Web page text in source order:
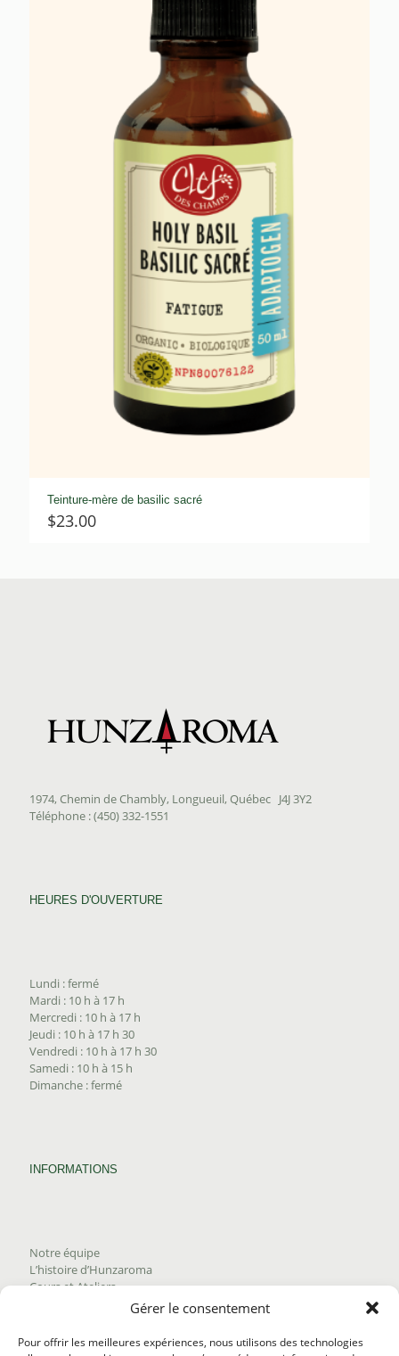
Gérer le consentement
Pour offrir les meilleures expériences, nous utilisons des technologies
Teinture-mère de basilic sacré
$23.00
1974, Chemin de Chambly, Longueuil, Québec J4J 3Y2
Téléphone : (450) 332-1551
HEURES D'OUVERTURE
Lundi : fermé
Mardi : 10 h à 17 h
Mercredi : 10 h à 17 h
Jeudi : 10 h à 17 h 30
Vendredi : 10 h à 17 h 30
Samedi : 10 h à 15 h
Dimanche : fermé
INFORMATIONS
Notre équipe
L’histoire d’Hunzaroma
Cours et Ateliers
Trouver nos produits